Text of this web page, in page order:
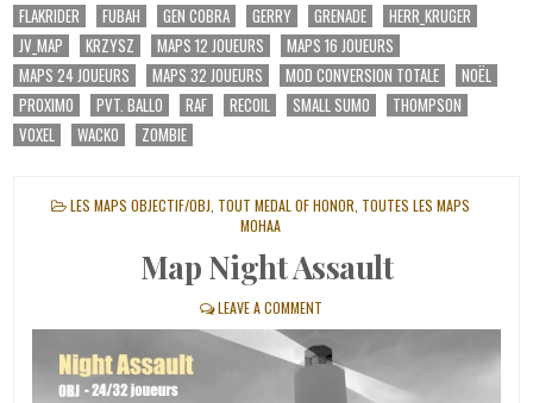
FLAKRIDER
FUBAH GEN COBRA GERRY GRENADE
HERR_KRUGER
JV_MAP
KRZYSZ MAPS 12 JOUEURS
MAPS 16 JOUEURS
MAPS 24 JOUEURS
MAPS 32 JOUEURS MOD CONVERSION TOTALE
NOËL
PROXIMO
PVT. BALLO RAF RECOIL SMALL SUMO
THOMPSON
VOXEL
WACKO ZOMBIE
POSTED
LES MAPS OBJECTIF/OBJ TOUT MEDAL OF HONOR TOUTES LES MAPS
MOHAA
Map Night Assault
LEAVE A COMMENT